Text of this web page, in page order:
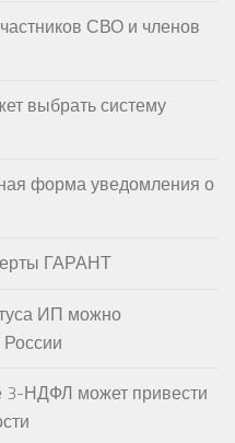
СВО и членов
выбрать систему
форма уведомления о
ГАРАНТ
ИП можно
3-НДФЛ может привести